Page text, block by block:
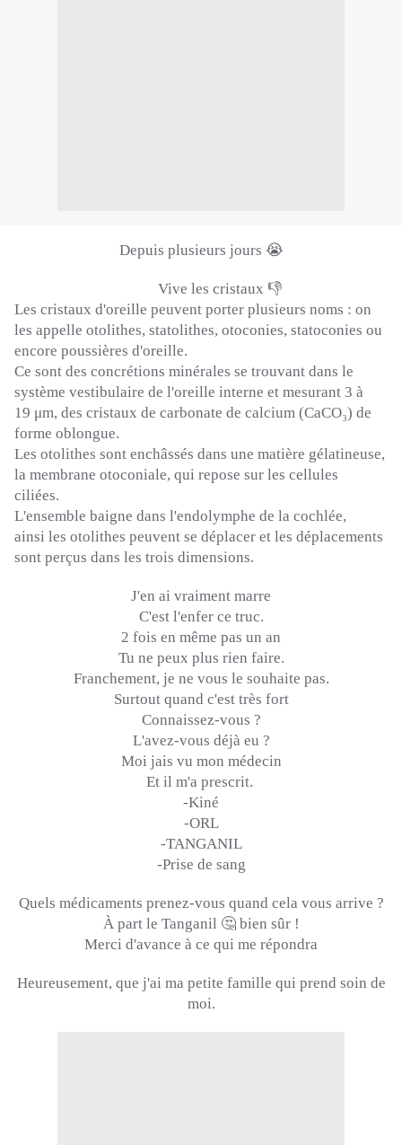
Depuis plusieurs jours 😭
Vive les cristaux 👎
Les cristaux d'oreille peuvent porter plusieurs noms : on
les appelle otolithes, statolithes, otoconies, statoconies ou
encore poussières d'oreille.
Ce sont des concrétions minérales se trouvant dans le
système vestibulaire de l'oreille interne et mesurant 3 à
19 μm, des cristaux de carbonate de calcium (CaCO₃) de
forme oblongue.
Les otolithes sont enchâssés dans une matière gélatineuse,
la membrane otoconiale, qui repose sur les cellules
ciliées.
L'ensemble baigne dans l'endolymphe de la cochlée,
ainsi les otolithes peuvent se déplacer et les déplacements
sont perçus dans les trois dimensions.
J'en ai vraiment marre
C'est l'enfer ce truc.
2 fois en même pas un an
Tu ne peux plus rien faire.
Franchement, je ne vous le souhaite pas.
Surtout quand c'est très fort
Connaissez-vous ?
L'avez-vous déjà eu ?
Moi jais vu mon médecin
Et il m'a prescrit.
-Kiné
-ORL
-TANGANIL
-Prise de sang
Quels médicaments prenez-vous quand cela vous arrive ?
À part le Tanganil🤔 bien sûr !
Merci d'avance à ce qui me répondra
Heureusement, que j'ai ma petite famille qui prend soin de
moi.